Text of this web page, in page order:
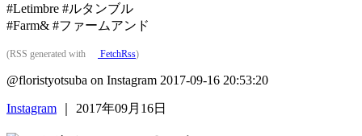
#Letimbre #ルタンブル
#Farm& #ファームアンド
(RSS generated with FetchRss)
@floristyotsuba on Instagram 2017-09-16 20:53:20
Instagram ｜ 2017年09月16日